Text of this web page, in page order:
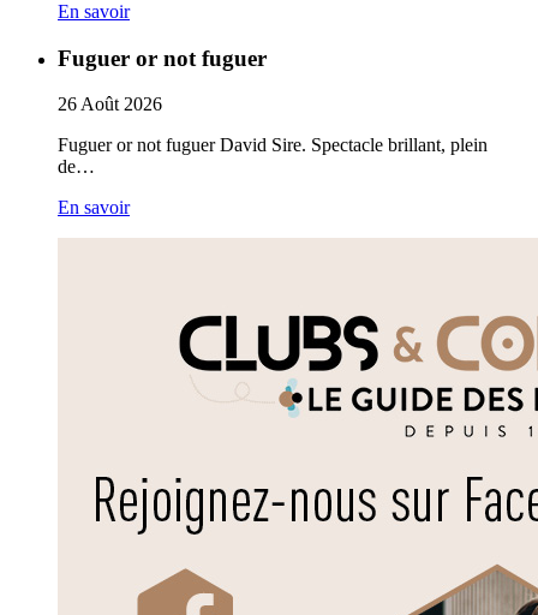
En savoir
Fuguer or not fuguer
26Août 2026
Fuguer or not fuguer David Sire. Spectacle brillant, plein
de…
En savoir